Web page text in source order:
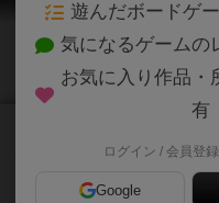
遊んだボードゲ
気になるゲームの
お気に入り作品・
有
ログイン / 会員登録
Google